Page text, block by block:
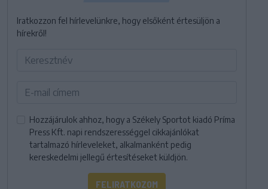
Iratkozzon fel hírlevelünkre, hogy elsőként értesüljön a
hírekről!
Hozzájárulok ahhoz, hogy a Székely Sportot kiadó Príma
Press Kft. napi rendszerességgel cikkajánlókat
tartalmazó hírleveleket, alkalmanként pedig
kereskedelmi jellegű értesítéseket küldjön.
FELIRATKOZOM